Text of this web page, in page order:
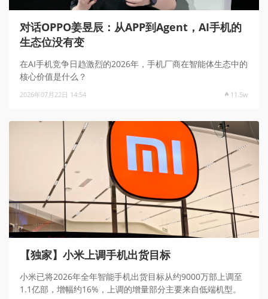
对话OPPO姜昱辰：从APP到Agent，AI手机的
生态位没有变
在AI手机竞争日趋激烈的2026年，手机厂商在智能体生态中的
核心价值是什么？
2026年07月22日 14:54 11.5w
【独家】小米上调手机出货目标
小米已将2026年全年智能手机出货目标从约9000万部上调至
1.1亿部，增幅约16%，上调的增量部分主要来自低端机型。